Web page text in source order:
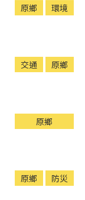
原鄉 環境
交通 原鄉
原鄉
原鄉 防災